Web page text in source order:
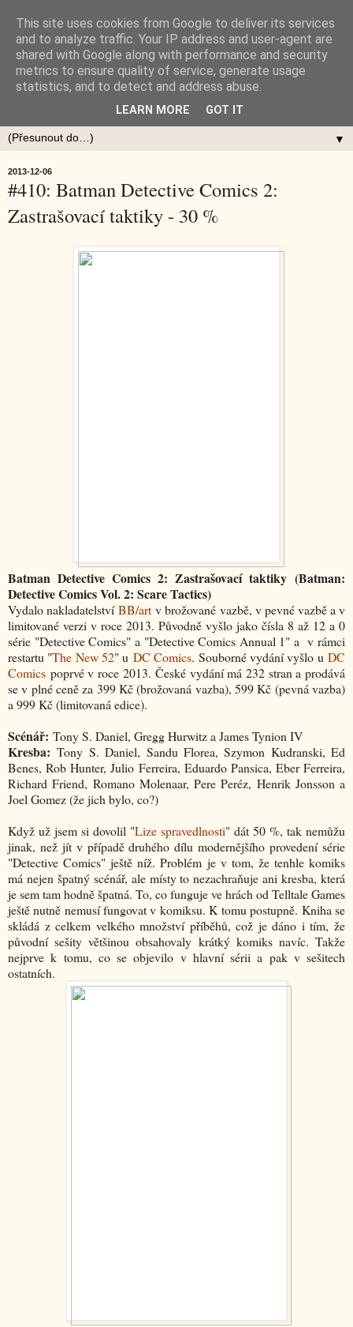
▼
2013-12-06
#410: Batman Detective Comics 2:
Zastrašovací taktiky - 30 %
Batman Detective Comics 2: Zastrašovací taktiky (Batman:
Detective Comics Vol. 2: Scare Tactics)
Vydalo nakladatelstvíBB/art v brožované vazbě, v pevné vazbě a v
limitované verzi v roce 2013. Původně vyšlo jako čísla 8 až 12 a 0
série "Detective Comics" a "Detective Comics Annual 1" a v rámci
restartu "The New 52" u DC Comics. Souborné vydání vyšlo uDC
Comics poprvé v roce 2013. České vydání má 232 stran a prodává
se v plné ceně za 399 Kč (brožovaná vazba), 599 Kč (pevná vazba)
a 999 Kč (limitovaná edice).
Scénář: Tony S. Daniel, Gregg Hurwitz a James Tynion IV
Kresba: Tony S. Daniel, Sandu Florea, Szymon Kudranski, Ed
Benes, Rob Hunter, Julio Ferreira, Eduardo Pansica, Eber Ferreira,
Richard Friend, Romano Molenaar, Pere Peréz, Henrik Jonsson a
Joel Gomez (že jich bylo, co?)
Když už jsem si dovolil "Lize spravedlnosti" dát 50 %, tak nemůžu
jinak, než jít v případě druhého dílu modernějšího provedení série
"Detective Comics" ještě níž. Problém je v tom, že tenhle komiks
má nejen špatný scénář, ale místy to nezachraňuje ani kresba, která
je sem tam hodně špatná. To, co funguje ve hrách od Telltale Games
ještě nutně nemusí fungovat v komiksu. K tomu postupně. Kniha se
skládá z celkem velkého množství příběhů, což je dáno i tím, že
původní sešity většinou obsahovaly krátký komiks navíc. Takže
nejprve k tomu, co se objevilo v hlavní sérii a pak v sešitech
ostatních.
This site uses cookies from Google to deliver its services
and to analyze traffic. Your IP address and user-agent are
shared with Google along with performance and security
metrics to ensure quality of service, generate usage
statistics, and to detect and address abuse.
LEARN MORE GOT IT